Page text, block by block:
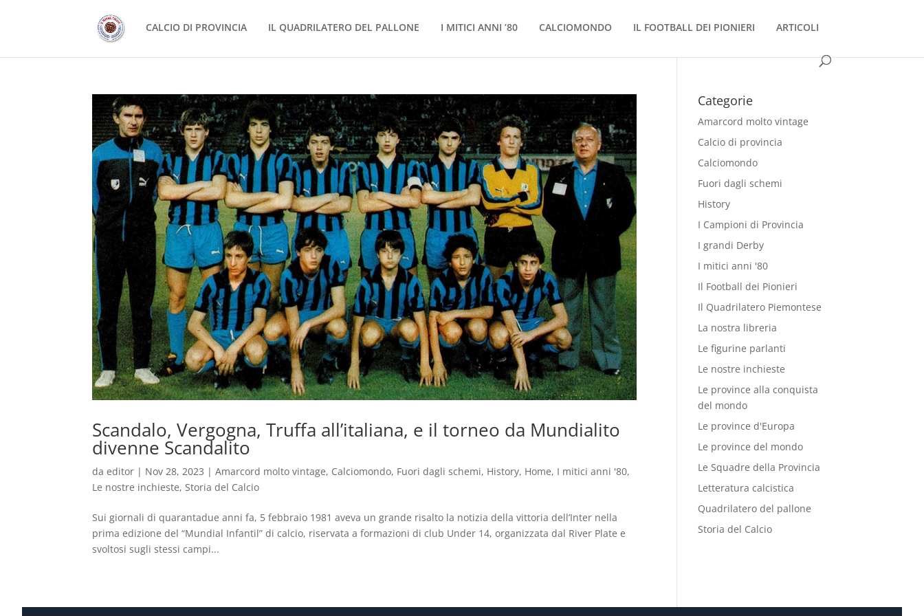
CALCIO DI PROVINCIA IL QUADRILATERO DEL PALLONE I MITICI ANNI ’80 CALCIOMONDO IL FOOTBALL DEI PIONIERI ARTICOLI
Scandalo, Vergogna, Truffa all’italiana, e il torneo da Mundialito
divenne Scandalito
daeditor | Nov 28, 2023 |Amarcord molto vintage, Calciomondo, Fuori dagli schemi, History, Home, I mitici anni '80,
Le nostre inchieste,Storia del Calcio
Sui giornali di quarantadue anni fa, 5 febbraio 1981 aveva un grande risalto la notizia della vittoria dell’Inter nella
prima edizione del “Mundial Infantil” di calcio, riservata a formazioni di club Under 14, organizzata dal River Plate e
svoltosi sugli stessi campi...
Categorie
Amarcord molto vintage
Calcio di provincia
Calciomondo
Fuori dagli schemi
History
I Campioni di Provincia
I grandi Derby
I mitici anni '80
Il Football dei Pionieri
Il Quadrilatero Piemontese
La nostra libreria
Le figurine parlanti
Le nostre inchieste
Le province alla conquista
del mondo
Le province d'Europa
Le province del mondo
Le Squadre della Provincia
Letteratura calcistica
Quadrilatero del pallone
Storia del Calcio